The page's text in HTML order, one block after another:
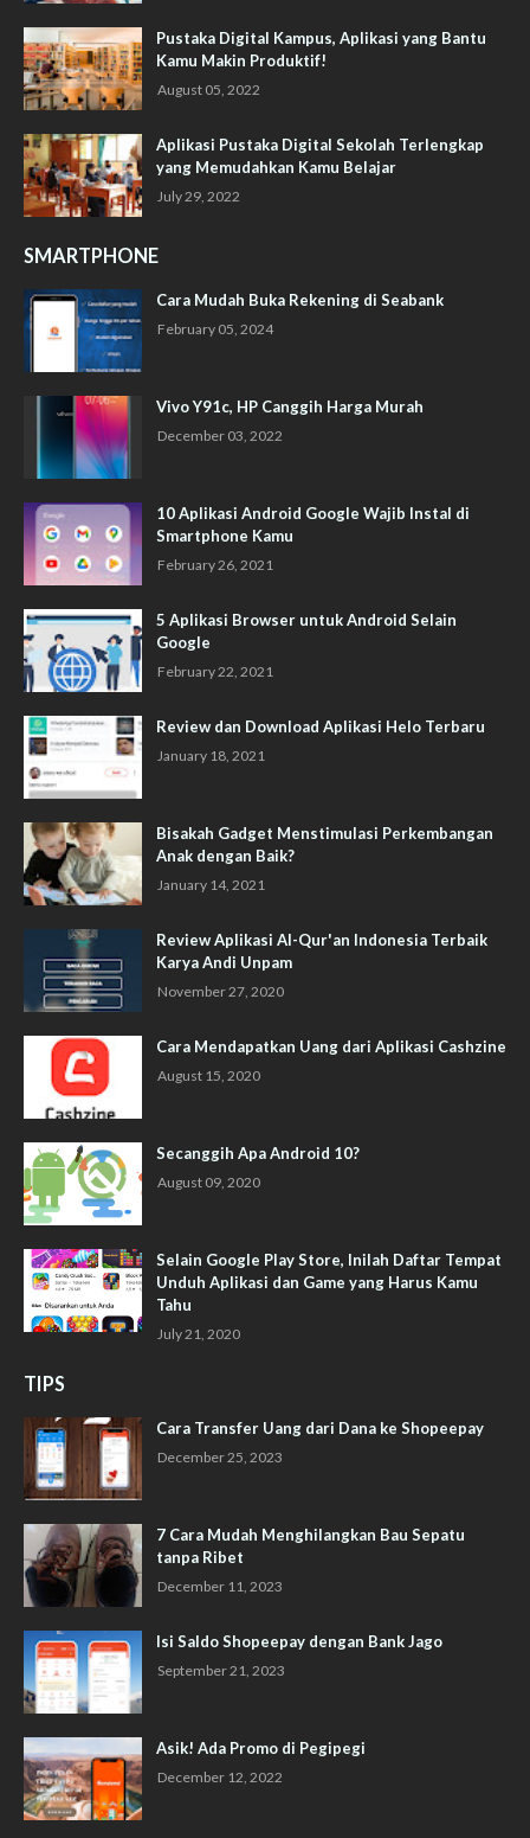
Pustaka Digital Kampus, Aplikasi yang Bantu
Kamu Makin Produktif!
August 05, 2022
Aplikasi Pustaka Digital Sekolah Terlengkap
yang Memudahkan Kamu Belajar
July 29, 2022
SMARTPHONE
Cara Mudah Buka Rekening di Seabank
February 05, 2024
Vivo Y91c, HP Canggih Harga Murah
December 03, 2022
10 Aplikasi Android Google Wajib Instal di
Smartphone Kamu
February 26, 2021
5 Aplikasi Browser untuk Android Selain
Google
February 22, 2021
Review dan Download Aplikasi Helo Terbaru
January 18, 2021
Bisakah Gadget Menstimulasi Perkembangan
Anak dengan Baik?
January 14, 2021
Review Aplikasi Al-Qur'an Indonesia Terbaik
Karya Andi Unpam
November 27, 2020
Cara Mendapatkan Uang dari Aplikasi Cashzine
August 15, 2020
Secanggih Apa Android 10?
August 09, 2020
Selain Google Play Store, Inilah Daftar Tempat
Unduh Aplikasi dan Game yang Harus Kamu
Tahu
July 21, 2020
TIPS
Cara Transfer Uang dari Dana ke Shopeepay
December 25, 2023
7 Cara Mudah Menghilangkan Bau Sepatu
tanpa Ribet
December 11, 2023
Isi Saldo Shopeepay dengan Bank Jago
September 21, 2023
Asik! Ada Promo di Pegipegi
December 12, 2022